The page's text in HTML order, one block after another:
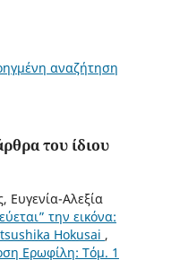
αναζήτηση
του ίδιου
Ευγενία-Αλεξία
την εικόνα:
Hokusai ,
Ερωφίλη: Τόμ. 1